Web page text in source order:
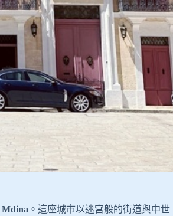
Mdina 。這座城市以迷宮般的街道與中世